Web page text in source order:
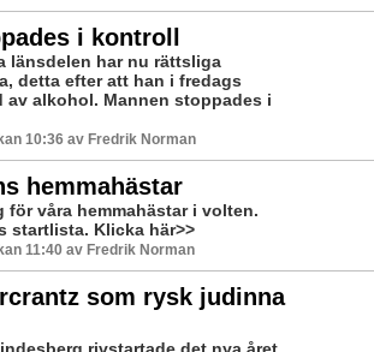
i kontroll
länsdelen har nu rättsliga
detta efter att han i fredags
av alkohol. Mannen stoppades i
10:36 av Fredrik Norman
hemmahästar
för våra hemmahästar i volten.
startlista. Klicka här>>
11:40 av Fredrik Norman
som rysk judinna